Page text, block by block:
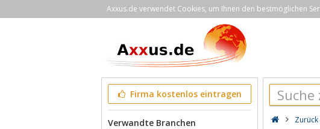
Axxus.de verwendet Cookies, um Ihnen den bestmöglichen
Firma kostenlos eintragen
Verwandte Branchen